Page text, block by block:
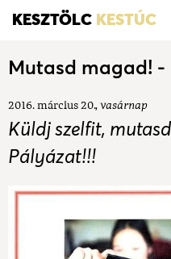
KESZTÖLC KESTÚC
Mutasd magad!
2016. március 20. vasárnap
Küldj szelfit,
Pályázat!!!